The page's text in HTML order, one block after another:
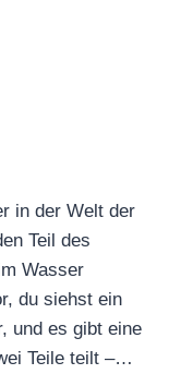
in der Welt der
Teil des
Wasser
du siehst ein
und es gibt eine
Teile teilt –…